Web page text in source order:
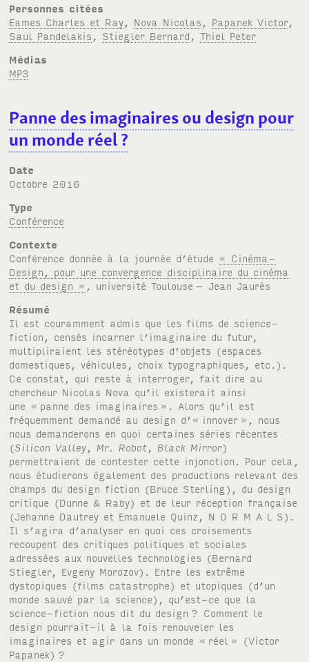
Personnes citées
Eames Charles et Ray
Nova Nicolas Papanek Victor,
Saul Pandelakis
Stiegler Bernard ,Thiel Peter
Médias
MP3
Panne des imaginaires ou design pour
un monde réel?
Date
octobre 2016
Type
Conférence
Contexte
Conférence donnée à la journée d’étude « Cinéma-
Design, pour une convergence disciplinaire du cinéma
et du design » , université Toulouse – Jean Jaurès
Résumé
Il est couramment admis que les films de science-
fiction, censés incarner l’imaginaire du futur,
multipliraient les stéréotypes d’objets (espaces
domestiques, véhicules, choix typographiques, etc.).
Ce constat, qui reste à interroger, fait dire au
chercheur Nicolas Nova qu’il existerait ainsi
une « panne des imaginaires ». Alors qu’il est
fréquemment demandé au design d’« innover », nous
nous demanderons en quoi certaines séries récentes
(Silicon Valley, Mr. Robot, Black Mirror)
permettraient de contester cette injonction. Pour cela,
nous étudierons également des productions relevant des
champs du design fiction (Bruce Sterling), du design
critique (Dunne & Raby) et de leur réception française
(Jehanne Dautrey et Emanuele Quinz, N O R M A L S).
Il s’agira d’analyser en quoi ces croisements
recoupent des critiques politiques et sociales
adressées aux nouvelles technologies (Bernard
Stiegler, Evgeny Morozov). Entre les extrême
dystopiques (films catastrophe) et utopiques (d’un
monde sauvé par la science), qu’est-ce que la
science-fiction nous dit du design ? Comment le
design pourrait-il à la fois renouveler les
imaginaires et agir dans un monde « réel » (Victor
Papanek) ?